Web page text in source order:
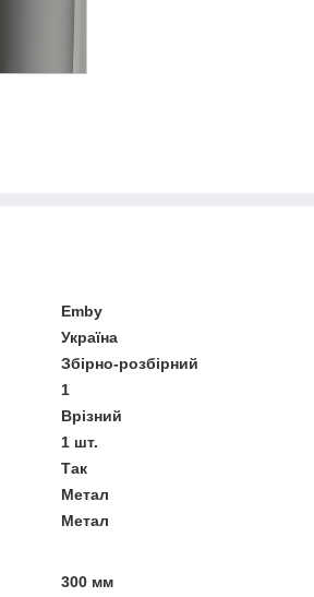
Emby
Україна
Збірно-розбірний
1
Врізний
1 шт.
Так
Метал
Метал
300 мм